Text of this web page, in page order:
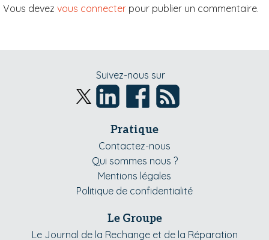
Vous devez vous connecter pour publier un commentaire.
Suivez-nous sur
Pratique
Contactez-nous
Qui sommes nous ?
Mentions légales
Politique de confidentialité
Le Groupe
Le Journal de la Rechange et de la Réparation